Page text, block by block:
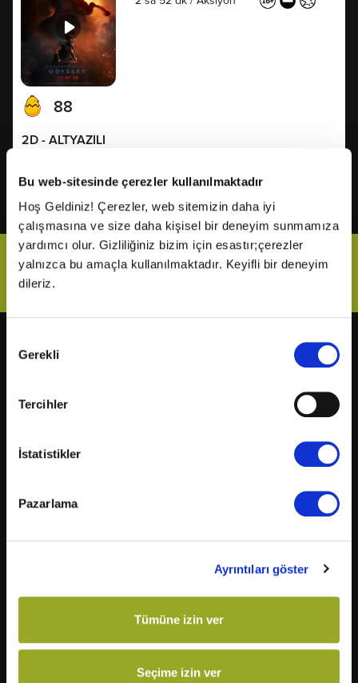
Bu web-sitesinde çerezler kullanılmaktadır
Hoş Geldiniz! Çerezler, web sitemizin daha iyi
çalışmasına ve size daha kişisel bir deneyim sunmamıza
yardımcı olur. Gizliliğiniz bizim için esastır;çerezler
yalnızca bu amaçla kullanılmaktadır. Keyifli bir deneyim
dileriz.
Seçimi
Gerekli
Tercihler
İstatistikler
Pazarlama
Ayrıntıları göster
Tümüne izin ver
Seçime izin ver
88
2D - ALTYAZILI
11:00 14:40 18:10 21:45
Bizi Takip Et
Vizyonda
The Odyssey
Oyuncak Hikayesi 5
Ziyaretçiler: Hesaplaşma
Keloğlan ve Hayvan Dostları
Saplantı
Moana
Oak Caddesi'nin Sonu
Paw Patrol: Dino Filmi
Tarot: Yeniden Doğuş
Macerası
Davet
Evcil Kahramanlar
Fırtına Ekip Yollarda
Gerçek Kayıtlar: Vaka 7
Ruhlar Bölgesi: Aramızdalar
Tempus
Cebran